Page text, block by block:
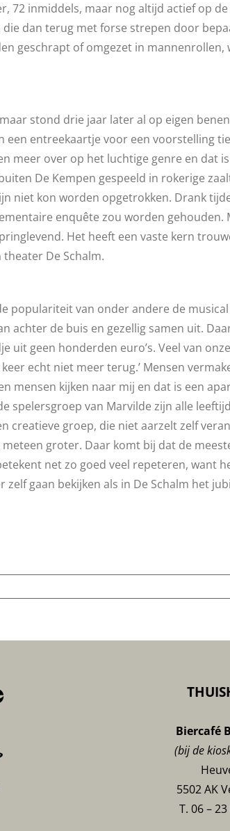
72 inmiddels, maar nog altijd actief op
dan terug met forse strepen door
geschrapt of omgezet in
stond drie jaar later al op eigen
entreekaartje voor een voorstelling
meer over op het luchtige genre en dat
De Kempen gespeeld in rokerige
niet kon worden opgetrokken. Drank
enquête zou worden gehouden.
Het heeft een vaste kern
De Schalm.
populariteit van onder andere de musical
achter de buis en gezellig samen uit.
geen honderden euro’s. Veel van
echt niet meer terug.’ Mensen
mensen kijken naar mij en dat is een
spelersgroep van Marvilde zijn alle
creatieve groep, die niet aarzelt zelf
groter. Daar komt bij dat de
net zo goed veel repeteren, want
gaan bekijken als in De Schalm het
Biercafé
(bij de
5502 AK
T. 06 –